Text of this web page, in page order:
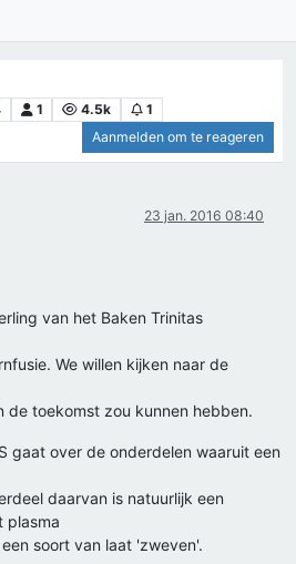
1 4.5k
1
Aanmelden om te reageren
23 jan. 2016 08:40
van het Baken Trinitas
We willen kijken naar de
de toekomst zou kunnen hebben.
gaat over de onderdelen waaruit een
daarvan is natuurlijk een
plasma
soort van laat 'zweven'.